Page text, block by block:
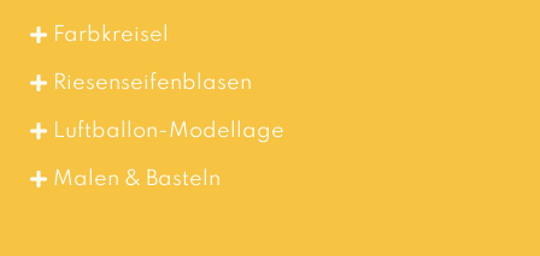
Farbkreisel
Riesenseifenblasen
Luftballon-Modellage
Malen & Basteln